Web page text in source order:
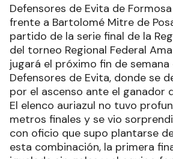
Defensores de Evita de
frente a Bartolomé Mitre de
partido de la serie final de la
del torneo Regional Federal
jugará el próximo fin de
Defensores de Evita, donde se
por el ascenso ante el ganador
El elenco auriazul no tuvo
metros finales y se vio
con oficio que supo plantarse
esta combinación, la primera